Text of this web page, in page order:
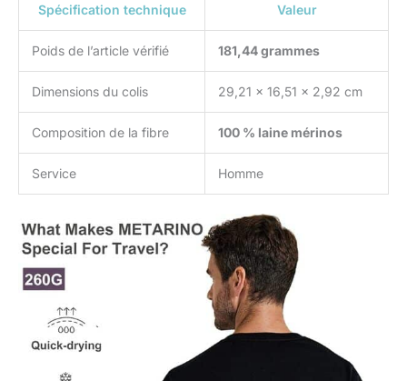
Spécification technique Valeur
Poids de l’article vérifié 181,44 grammes
Dimensions du colis 29,21 x 16,51 x 2,92 cm
Composition de la fibre 100 % laine mérinos
Service Homme